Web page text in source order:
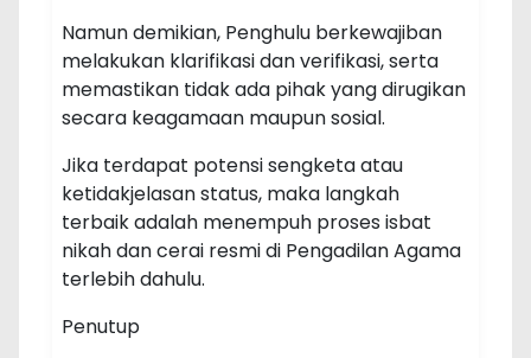
Namun demikian, Penghulu berkewajiban
melakukan klarifikasi dan verifikasi, serta
memastikan tidak ada pihak yang dirugikan
secara keagamaan maupun sosial.
Jika terdapat potensi sengketa atau
ketidakjelasan status, maka langkah
terbaik adalah menempuh proses isbat
nikah dan cerai resmi di Pengadilan Agama
terlebih dahulu.
Penutup